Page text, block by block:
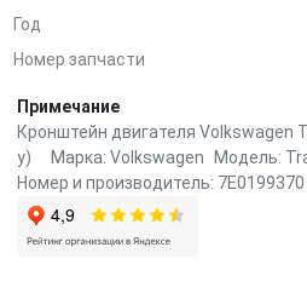
Год
Номер запчасти
Примечание
Кронштейн двигателя Volkswagen
у) Марка: Volkswagen Модель:
Номер и производитель: 7E0199370